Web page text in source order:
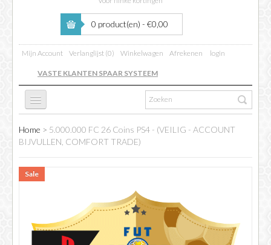
0 product(en) - €0,00
Mijn Account Verlanglijst (0) Winkelwagen Afrekenen login
VASTE KLANTEN SPAAR SYSTEEM
FC 26
FIFA BOOSTING
COINS VERKOPEN
Home > 5.000.000 FC 26 Coins PS4 - (VEILIG - ACCOUNT
BIJVULLEN, COMFORT TRADE)
Sale